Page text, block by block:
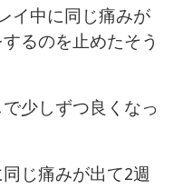
イ中に同じ痛みが
るのを止めたそう
少しずつ良くなっ
じ痛みが出て2週